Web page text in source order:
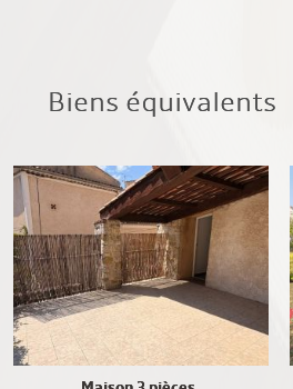
Biens équivalents